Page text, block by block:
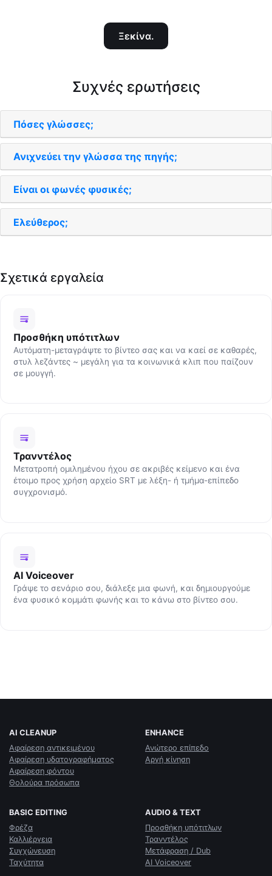
Ξεκίνα.
Συχνές ερωτήσεις
Πόσες γλώσσες;
Ανιχνεύει την γλώσσα της πηγής;
Είναι οι φωνές φυσικές;
Ελεύθερος;
Σχετικά εργαλεία
Προσθήκη υπότιτλων
Αυτόματη-μεταγράψτε το βίντεο σας και να καεί σε καθαρές,
στυλ λεζάντες ~ μεγάλη για τα κοινωνικά κλιπ που παίζουν
σε μουγγή.
Τρανντέλος
Μετατροπή ομιλημένου ήχου σε ακριβές κείμενο και ένα
έτοιμο προς χρήση αρχείο SRT με λέξη- ή τμήμα-επίπεδο
συγχρονισμό.
AI Voiceover
Γράψε το σενάριο σου, διάλεξε μια φωνή, και δημιουργούμε
ένα φυσικό κομμάτι φωνής και το κάνω στο βίντεο σου.
AI CLEANUP
Αφαίρεση αντικειμένου
Αφαίρεση υδατογραφήματος
Αφαίρεση φόντου
Θολούρα πρόσωπα
ENHANCE
Ανώτερο επίπεδο
Αργή κίνηση
BASIC EDITING
Φρέζα
Καλλιέργεια
Συγχώνευση
Ταχύτητα
AUDIO & TEXT
Προσθήκη υπότιτλων
Τρανντέλος
Μετάφραση / Dub
AI Voiceover